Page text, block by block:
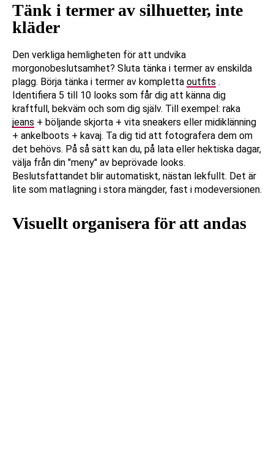
Tänk i termer av silhuetter, inte
kläder
Den verkliga hemligheten för att undvika
morgonobeslutsamhet? Sluta tänka i termer av enskilda
plagg. Börja tänka i termer av kompletta outfits .
Identifiera 5 till 10 looks som får dig att känna dig
kraftfull, bekväm och som dig själv. Till exempel: raka
jeans + böljande skjorta + vita sneakers eller midiklänning
+ ankelboots + kavaj. Ta dig tid att fotografera dem om
det behövs. På så sätt kan du, på lata eller hektiska dagar,
välja från din "meny" av beprövade looks.
Beslutsfattandet blir automatiskt, nästan lekfullt. Det är
lite som matlagning i stora mängder, fast i modeversionen.
Visuellt organisera för att andas